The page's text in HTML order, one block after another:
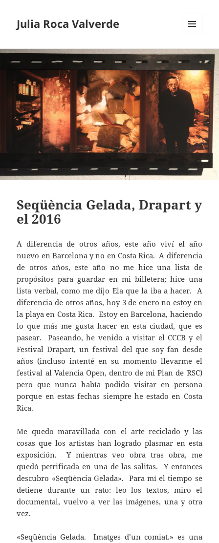
Julia Roca Valverde
WIDGETS
Seqüència Gelada, Drapart y
el 2016
A diferencia de otros años, este año viví el año
nuevo en Barcelona y no en Costa Rica. A diferencia
de otros años, este año no me hice una lista de
propósitos para guardar en mi billetera; hice una
lista verbal, como me dijo Ela que la iba a hacer. A
diferencia de otros años, hoy 3 de enero no estoy en
la playa en Costa Rica. Estoy en Barcelona, haciendo
lo que más me gusta hacer en esta ciudad, que es
pasear. Paseando, he venido a visitar el CCCB y el
Festival Drapart, un festival del que soy fan desde
años (incluso intenté en su momento llevarme el
festival al Valencia Open, dentro de mi Plan de RSC)
pero que nunca había podido visitar en persona
porque en estas fechas siempre he estado en Costa
Rica.
Me quedo maravillada con el arte reciclado y las
cosas que los artistas han logrado plasmar en esta
exposición. Y mientras veo obra tras obra, me
quedó petrificada en una de las salitas. Y entonces
descubro «Seqüència Gelada». Para mí el tiempo se
detiene durante un rato: leo los textos, miro el
documental, vuelvo a ver las imágenes, una y otra
vez.
«Seqüència Gelada. Imatges d’un comiat.» es una